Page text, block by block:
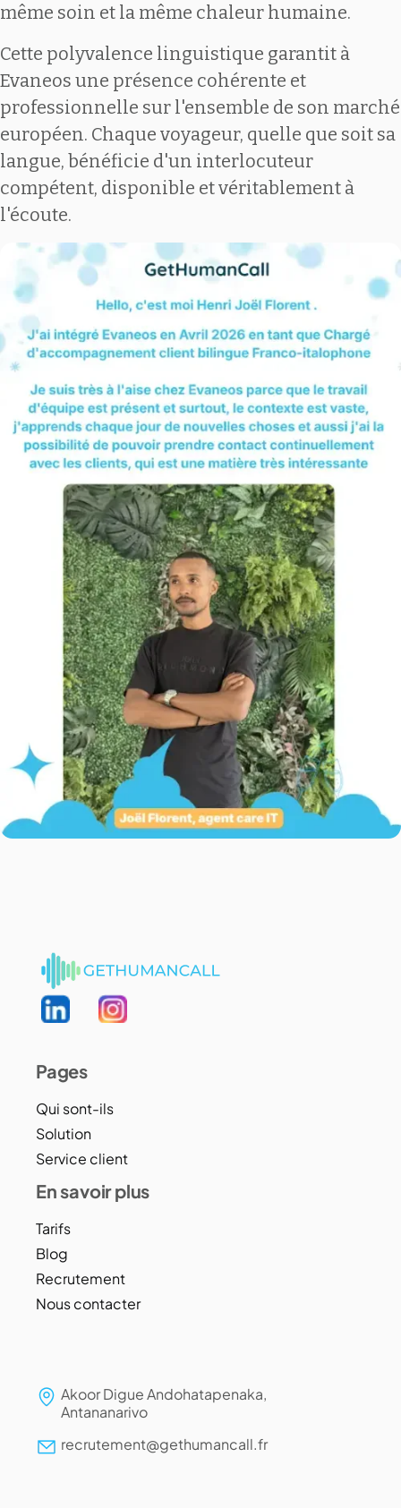
même soin et la même chaleur humaine.
Cette polyvalence linguistique garantit à
Evaneos une présence cohérente et
professionnelle sur l'ensemble de son marché
européen. Chaque voyageur, quelle que soit sa
langue, bénéficie d'un interlocuteur
compétent, disponible et véritablement à
l'écoute.
Pages
Qui sont-ils
Solution
Service client
En savoir plus
Tarifs
Blog
Recrutement
Nous contacter
Akoor Digue Andohatapenaka,
Antananarivo
recrutement@gethumancall.fr